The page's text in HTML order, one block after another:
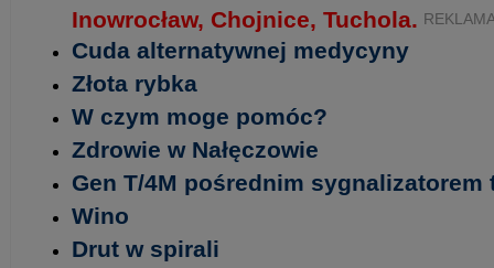
Inowrocław, Chojnice, Tuchola.
Cuda alternatywnej medycyny
Złota rybka
W czym moge pomóc?
Zdrowie w Nałęczowie
Gen T/4M pośrednim sygnalizatorem
Wino
Drut w spirali